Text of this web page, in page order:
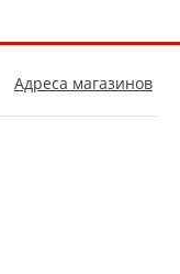
Адреса магазинов